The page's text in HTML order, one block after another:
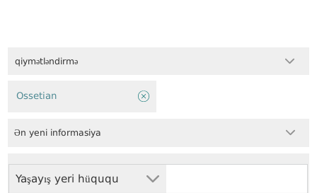
qiymətləndirmə
Yaşayış yeri hüququ
Ossetian
Ən yeni informasiya